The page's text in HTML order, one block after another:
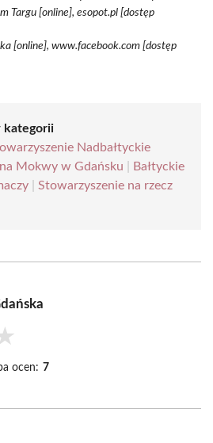
Targu [online], esopot.pl [dostęp
[online], www.facebook.com [dostęp
kategorii
Nadbałtyckie
Mokwy w Gdańsku
Bałtyckie
Stowarzyszenie na rzecz
ocen: 7